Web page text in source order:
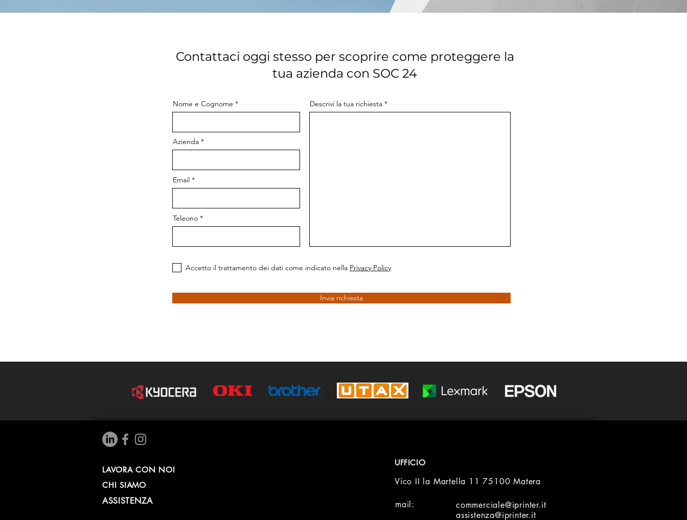
Contattaci oggi stesso per scoprire come proteggere la
tua azienda con SOC 24
Nome e Cognome
Azienda
Email
Teleono
Descrivi la tua richiesta
Accetto il trattamento dei dati come indicato nella Privacy Policy
Invia richiesta
LAVORA CON NOI
CHI SIAMO
ASSISTENZA
UFFICIO
Vico II la Martella 11 75100 Matera
mail:
commerciale@iprinter.it
assistenza@iprinter.it